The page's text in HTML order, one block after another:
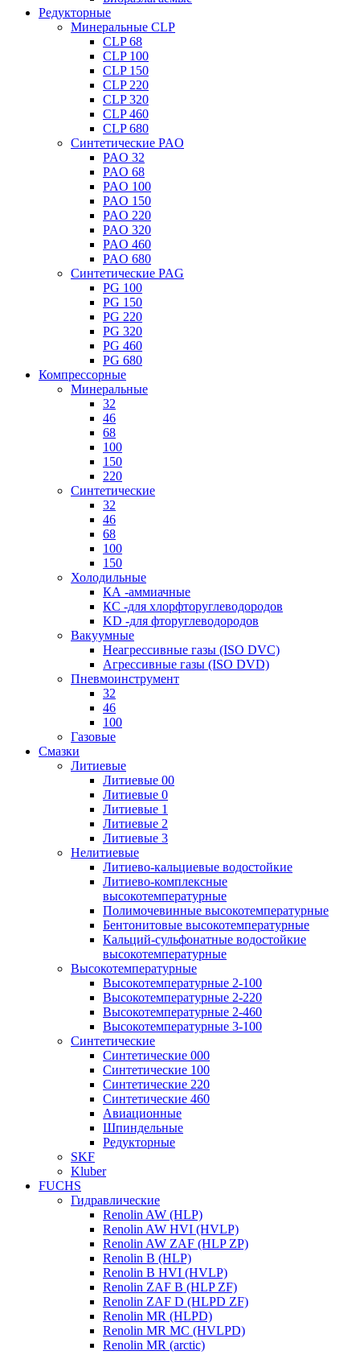
Редукторные
Минеральные CLP
CLP 68
CLP 100
CLP 150
CLP 220
CLP 320
CLP 460
CLP 680
Синтетические PAO
PAO 32
PAO 68
PAO 100
PAO 150
PAO 220
PAO 320
PAO 460
PAO 680
Синтетические PAG
PG 100
PG 150
PG 220
PG 320
PG 460
PG 680
Компрессорные
Минеральные
32
46
68
100
150
220
Синтетические
32
46
68
100
150
Холодильные
КА -аммиачные
КС -для хлорфторуглеводородов
KD -для фторуглеводородов
Вакуумные
Неагрессивные газы (ISO DVC)
Агрессивные газы (ISO DVD)
Пневмоинструмент
32
46
100
Газовые
Смазки
Литиевые
Литиевые 00
Литиевые 0
Литиевые 1
Литиевые 2
Литиевые 3
Нелитиевые
Литиево-кальциевые водостойкие
Литиево-комплексные
высокотемпературные
Полимочевинные высокотемпературные
Бентонитовые высокотемпературные
Кальций-сульфонатные водостойкие
высокотемпературные
Высокотемпературные
Высокотемпературные 2-100
Высокотемпературные 2-220
Высокотемпературные 2-460
Высокотемпературные 3-100
Синтетические
Синтетические 000
Синтетические 100
Синтетические 220
Синтетические 460
Авиационные
Шпиндельные
Редукторные
SKF
Kluber
FUCHS
Гидравлические
Renolin AW (HLP)
Renolin AW HVI (HVLP)
Renolin AW ZAF (HLP ZP)
Renolin B (HLP)
Renolin B HVI (HVLP)
Renolin ZAF B (HLP ZF)
Renolin ZAF D (HLPD ZF)
Renolin MR (HLPD)
Renolin MR MC (HVLPD)
Renolin MR (arctic)